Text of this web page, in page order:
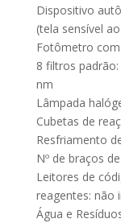
Dispositivo
(tela sensível
Fotômetro
8 filtros
nm
Lâmpada
Cubetas de
Resfriamento
Nº de braços
Leitores de
reagentes: não
Água e